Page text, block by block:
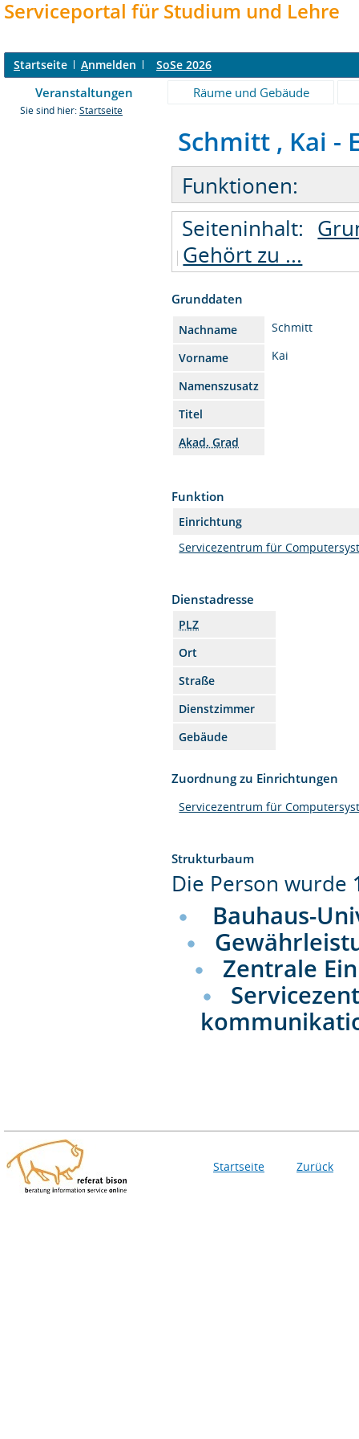
Serviceportal für Studium und Lehre
Startseite Anmelden SoSe 2026
Veranstaltungen Räume und Gebäude
Sie sind hier: Startseite
Schmitt , Kai -
Funktionen:
Seiteninhalt:
Gehört zu ...
Grunddaten
Nachname
Schmitt
Vorname
Kai
Namenszusatz
Titel
Akad. Grad
Funktion
Einrichtung
Servicezentrum für
Dienstadresse
PLZ
Ort
Straße
Dienstzimmer
Gebäude
Zuordnung zu Einrichtungen
Servicezentrum für
Strukturbaum
Die Person wurde
Bauhaus-
Zentrale
Startseite Zurück